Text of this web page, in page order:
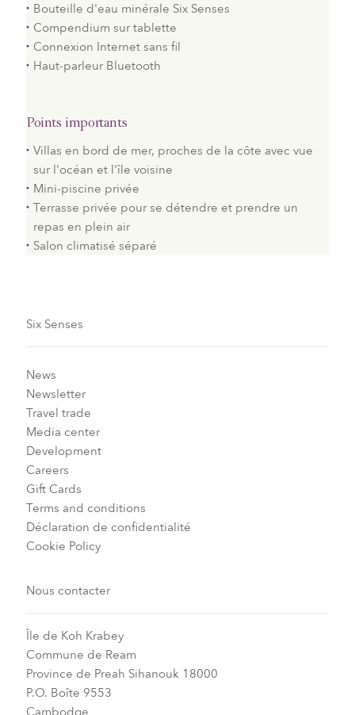
Bouteille d'eau minérale Six Senses
Compendium sur tablette
Connexion Internet sans fil
Haut-parleur Bluetooth
Points importants
Villas en bord de mer, proches de la côte avec vue
sur l'océan et l'île voisine
Mini-piscine privée
Terrasse privée pour se détendre et prendre un
repas en plein air
Salon climatisé séparé
Six Senses
News
Newsletter
Travel trade
Media center
Development
Careers
Gift Cards
Terms and conditions
Déclaration de confidentialité
Cookie Policy
Nous contacter
Île de Koh Krabey
Commune de Ream
Province de Preah Sihanouk 18000
P.O. Boîte 9553
Cambodge